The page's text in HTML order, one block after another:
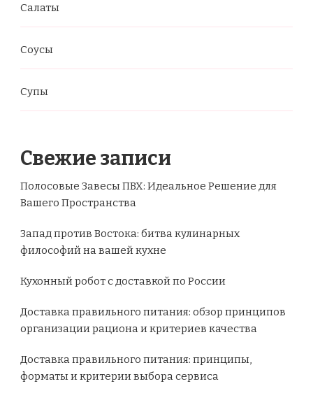
Салаты
Соусы
Супы
Свежие записи
Полосовые Завесы ПВХ: Идеальное Решение для
Вашего Пространства
Запад против Востока: битва кулинарных
философий на вашей кухне
Кухонный робот с доставкой по России
Доставка правильного питания: обзор принципов
организации рациона и критериев качества
Доставка правильного питания: принципы,
форматы и критерии выбора сервиса